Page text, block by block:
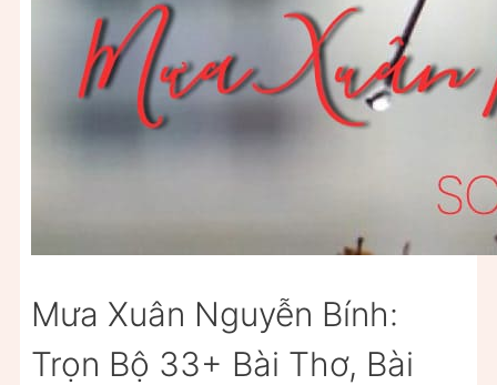
Mưa Xuân Nguyễn Bính:
Trọn Bộ 33+ Bài Thơ, Bài